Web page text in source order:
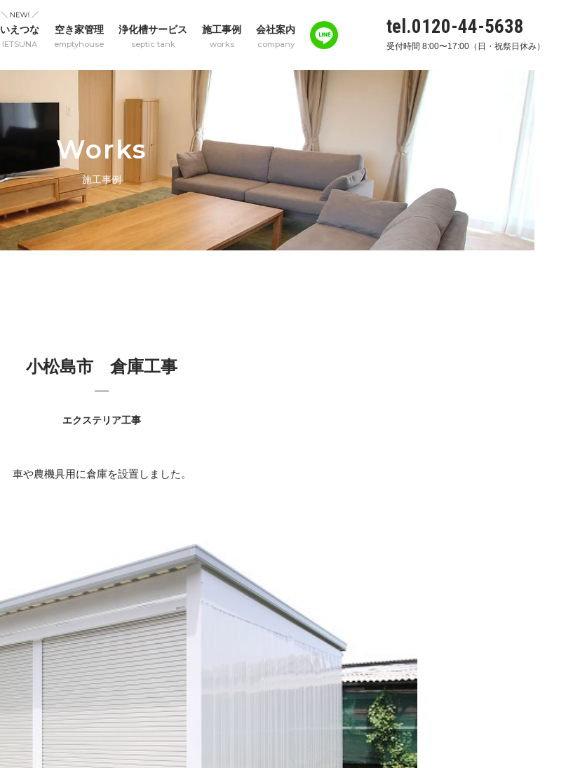
いえつな
IETSUNA
空き家管理
emptyhouse
浄化槽サービス
septic tank
施工事例
works
会社案内
company
tel.0120-44-5638
受付時間 8:00〜17:00（日・祝祭日休み）
Works
施工事例
小松島市 倉庫工事
エクステリア工事
車や農機具用に倉庫を設置しました。